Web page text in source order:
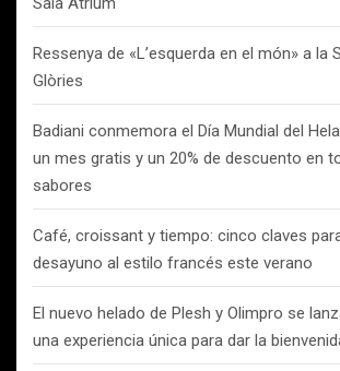
Ressenya de «L’esquerda en el món» a la
Glòries
Badiani conmemora el Día Mundial del
un mes gratis y un 20% de descuento en
sabores
Café, croissant y tiempo: cinco claves
desayuno al estilo francés este verano
El nuevo helado de Plesh y Olimpro se
una experiencia única para dar la